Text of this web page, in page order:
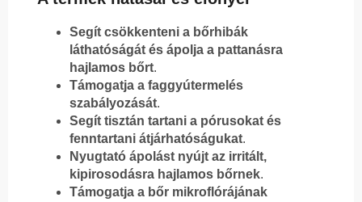
Segít csökkenteni a bőrhibák
láthatóságát és ápolja a pattanásra
hajlamos bőrt.
Támogatja a faggyútermelés
szabályozását.
Segít tisztán tartani a pórusokat és
fenntartani átjárhatóságukat.
Nyugtató ápolást nyújt az irritált,
kipirosodásra hajlamos bőrnek.
Támogatja a bőr mikroflórájának